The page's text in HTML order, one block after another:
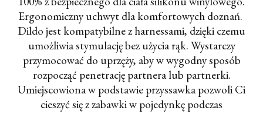
Ergonomiczny uchwyt dla komfortowych doznań.
Dildo jest kompatybilne z harnessami, dzięki czemu
umożliwia stymulację bez użycia rąk. Wystarczy
przymocować do uprzęży, aby w wygodny sposób
rozpocząć penetrację partnera lub partnerki.
Umiejscowiona w podstawie przyssawka pozwoli Ci
cieszyć się z zabawki w pojedynkę podczas